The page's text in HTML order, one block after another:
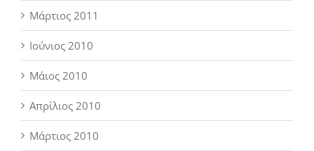
Μάρτιος 2011
Ιούνιος 2010
Μάιος 2010
Απρίλιος 2010
Μάρτιος 2010